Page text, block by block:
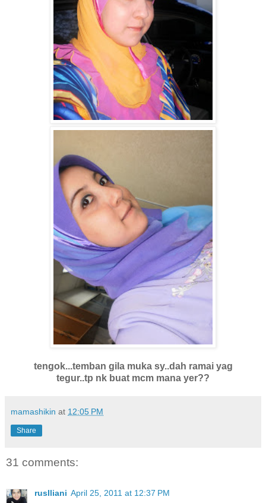
tengok...temban gila muka sy..dah ramai yag
tegur..tp nk buat mcm mana yer??
mamashikin at 12:05 PM
Share
31 comments:
rusIliani April 25, 2011 at 12:37 PM